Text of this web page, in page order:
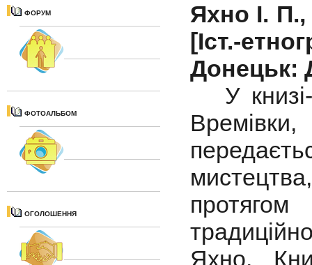
ФОРУМ
ФОТОАЛЬБОМ
ОГОЛОШЕННЯ
Яхно І.
[Іст.-
Донецьк:
У книзі-
Яхно.